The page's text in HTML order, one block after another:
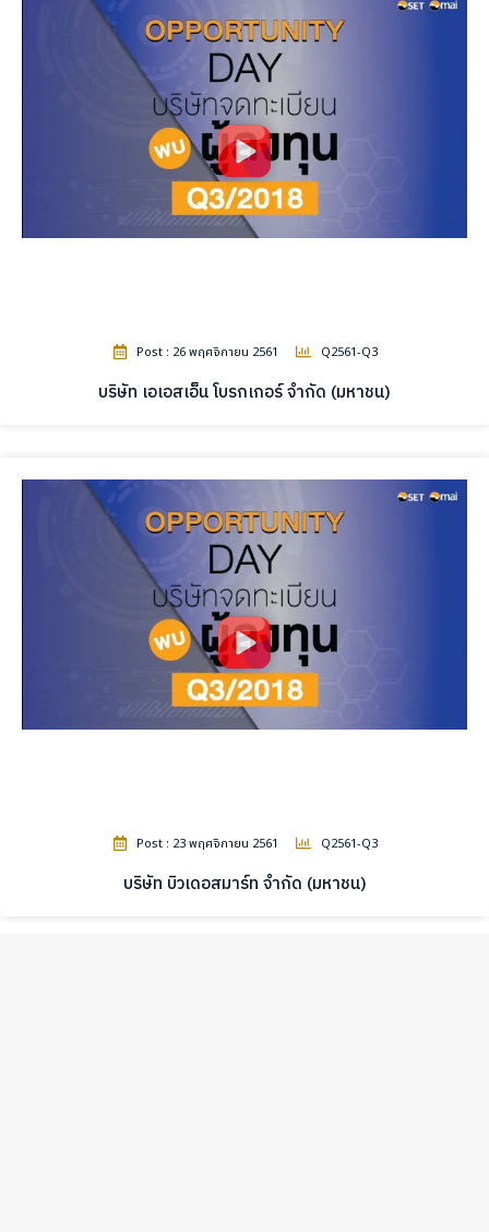
Post : 26 พฤศจิกายน 2561 Q2561-Q3
บริษัท เอเอสเอ็น โบรกเกอร์ จำกัด (มหาชน)
Post : 23 พฤศจิกายน 2561 Q2561-Q3
บริษัท บิวเดอสมาร์ท จำกัด (มหาชน)